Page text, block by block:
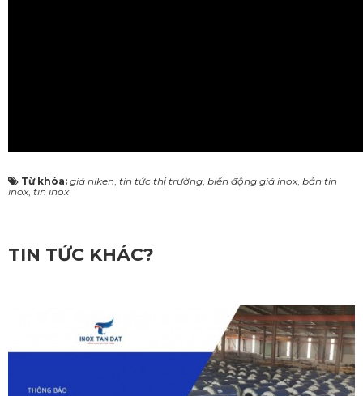
Từ khóa: giá niken tin tức thị trường biến động giá inox, bản tin
inox, tin inox
TIN TỨC KHÁC?